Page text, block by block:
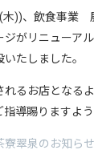
木))、飲食事業
ジがリニューア
たしました。
れるお店となる
指導賜りますよ
寮翠泉のお知らせ